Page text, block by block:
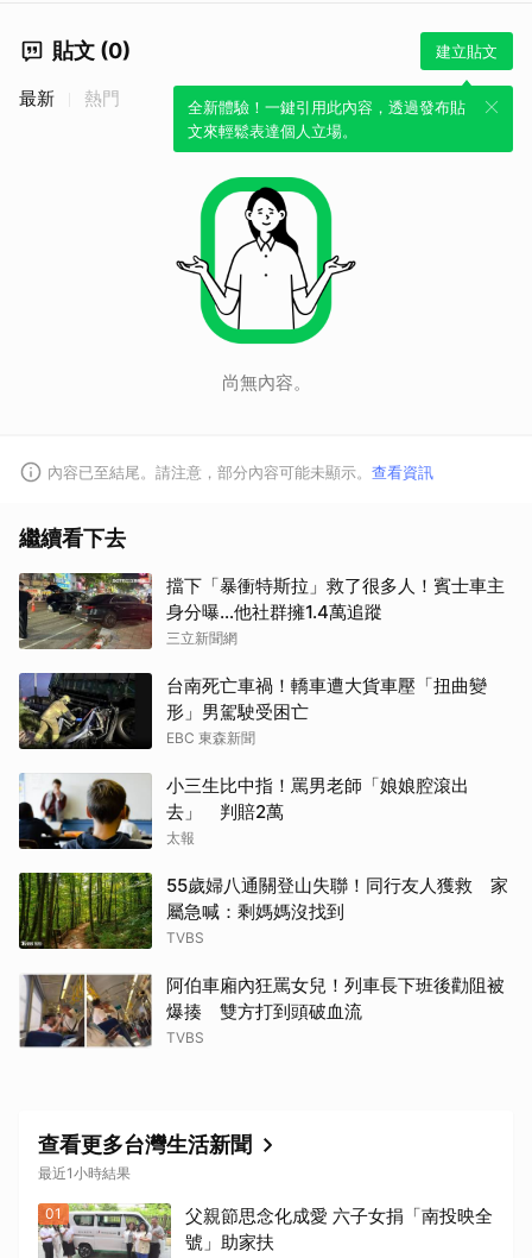
貼文 (0) 建立貼文
全新體驗！一鍵引用此內容，透過發布貼
文來輕鬆表達個人立場。
最新 熱門
尚無內容。
內容已至結尾。請注意，部分內容可能未顯示。 查看資訊
繼續看下去
擋下「暴衝特斯拉」救了很多人！賓士車主
身分曝…他社群擁1.4萬追蹤
三立新聞網
台南死亡車禍！轎車遭大貨車壓「扭曲變
形」男駕駛受困亡
EBC 東森新聞
小三生比中指！罵男老師「娘娘腔滾出
去」 判賠2萬
太報
55歲婦八通關登山失聯！同行友人獲救 家
屬急喊：剩媽媽沒找到
TVBS
阿伯車廂內狂罵女兒！列車長下班後勸阻被
爆揍 雙方打到頭破血流
TVBS
查看更多台灣生活新聞
最近1小時結果
01
父親節思念化成愛 六子女捐「南投映全
號」助家扶
取消